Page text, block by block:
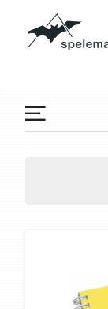
BATCode